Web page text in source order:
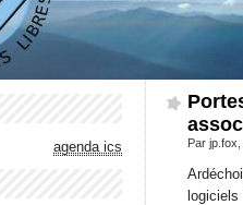
Par
agenda ics